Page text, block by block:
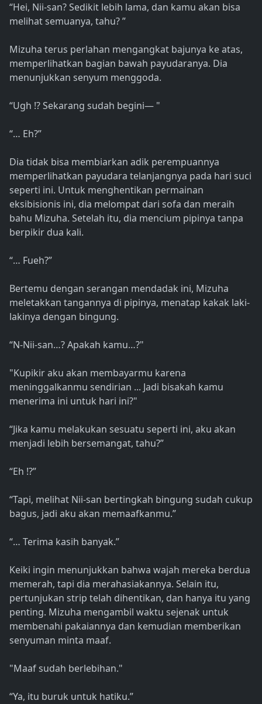
“Hei, Nii-san? Sedikit lebih lama, dan kamu akan bisa
melihat semuanya, tahu? ”
Mizuha terus perlahan mengangkat bajunya ke atas,
memperlihatkan bagian bawah payudaranya. Dia
menunjukkan senyum menggoda.
“Ugh !? Sekarang sudah begini— "
“… Eh?”
Dia tidak bisa membiarkan adik perempuannya
memperlihatkan payudara telanjangnya pada hari suci
seperti ini. Untuk menghentikan permainan
eksibisionis ini, dia melompat dari sofa dan meraih
bahu Mizuha. Setelah itu, dia mencium pipinya tanpa
berpikir dua kali.
“… Fueh?”
Bertemu dengan serangan mendadak ini, Mizuha
meletakkan tangannya di pipinya, menatap kakak laki-
lakinya dengan bingung.
“N-Nii-san…? Apakah kamu…?"
"Kupikir aku akan membayarmu karena
meninggalkanmu sendirian ... Jadi bisakah kamu
menerima ini untuk hari ini?"
“Jika kamu melakukan sesuatu seperti ini, aku akan
menjadi lebih bersemangat, tahu?”
“Eh !?”
“Tapi, melihat Nii-san bertingkah bingung sudah cukup
bagus, jadi aku akan memaafkanmu.”
“… Terima kasih banyak.”
Keiki ingin menunjukkan bahwa wajah mereka berdua
memerah, tapi dia merahasiakannya. Selain itu,
pertunjukan strip telah dihentikan, dan hanya itu yang
penting. Mizuha mengambil waktu sejenak untuk
membenahi pakaiannya dan kemudian memberikan
senyuman minta maaf.
"Maaf sudah berlebihan."
“Ya, itu buruk untuk hatiku.”